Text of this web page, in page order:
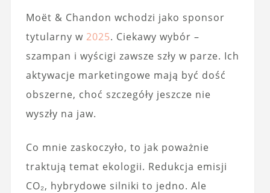
Moët & Chandon wchodzi jako sponsor
tytularny w 2025. Ciekawy wybór –
szampan i wyścigi zawsze szły w parze. Ich
aktywacje marketingowe mają być dość
obszerne, choć szczegóły jeszcze nie
wyszły na jaw.
Co mnie zaskoczyło, to jak poważnie
traktują temat ekologii. Redukcja emisji
CO₂, hybrydowe silniki to jedno. Ale